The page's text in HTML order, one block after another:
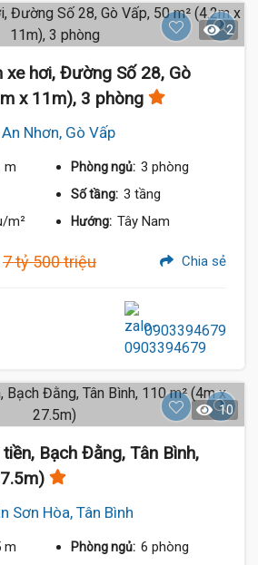
2
xe hơi, Đường Số 28, Gò
x 11m), 3 phòng
Nhơn, Gò Vấp
m Phòng ngủ: 3 phòng
Số tầng: 3 tầng
m² Hướng: Tây Nam
7 tỷ 500 triệu Chia sẻ
0903394679
10
Bạch Đằng, Tân Bình,
Sơn Hòa, Tân Bình
m Phòng ngủ: 6 phòng